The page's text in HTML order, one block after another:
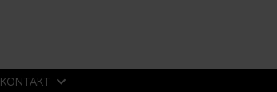
KONTAKT